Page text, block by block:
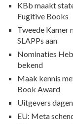
KBb maakt
Fugitive Books
Tweede Kamer
SLAPPs aan
Nominaties
bekend
Maak kennis
Book Award
Uitgevers
EU: Meta